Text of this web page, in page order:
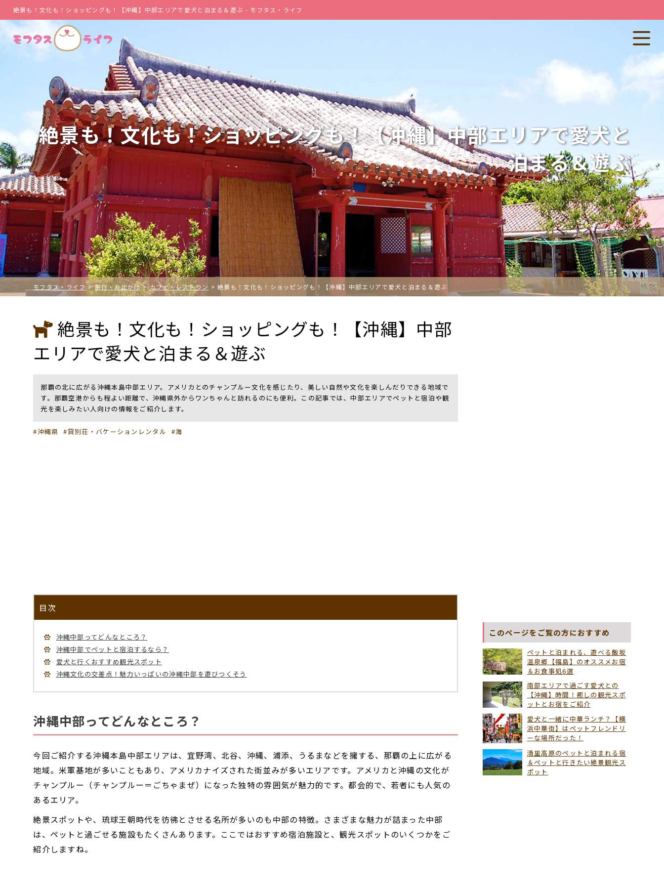
絶景も！文化も！ショッピングも！【沖縄】中部エリアで愛犬と泊まる＆遊ぶ - モフタス・ライフ
絶景も！文化も！ショッピングも！【沖縄】中部エリアで愛犬と
泊まる＆遊ぶ
モフタス・ライフ>旅行・お出かけ>カフェ・レストラン >絶景も！文化も！ショッピングも！【沖縄】中部エリアで愛犬と泊まる＆遊ぶ
絶景も！文化も！ショッピングも！【沖縄】中部
エリアで愛犬と泊まる＆遊ぶ
那覇の北に広がる沖縄本島中部エリア。アメリカとのチャンプルー文化を感じたり、美しい自然や文化を楽しんだりできる地域で
す。那覇空港からも程よい距離で、沖縄県外からワンちゃんと訪れるのにも便利。この記事では、中部エリアでペットと宿泊や観
光を楽しみたい人向けの情報をご紹介します。
沖縄県 貸別荘・バケーションレンタル 海
目次
沖縄中部ってどんなところ？
沖縄中部でペットと宿泊するなら？
愛犬と行くおすすめ観光スポット
沖縄文化の交差点！魅力いっぱいの沖縄中部を遊びつくそう
沖縄中部ってどんなところ？
今回ご紹介する沖縄本島中部エリアは、宜野湾、北谷、沖縄、浦添、うるまなどを擁する、那覇の上に広がる
地域。米軍基地が多いこともあり、アメリカナイズされた街並みが多いエリアです。アメリカと沖縄の文化が
チャンプルー（チャンプルー＝ごちゃまぜ）になった独特の雰囲気が魅力的です。都会的で、若者にも人気の
あるエリア。
絶景スポットや、琉球王朝時代を彷彿とさせる名所が多いのも中部の特徴。さまざまな魅力が詰まった中部
は、ペットと過ごせる施設もたくさんあります。ここではおすすめ宿泊施設と、観光スポットのいくつかをご
紹介しますね。
このページをご覧の方におすすめ
ペットと泊まれる、遊べる飯坂
温泉郷【福島】のオススメお宿
＆お食事処6選
南部エリアで過ごす愛犬との
【沖縄】時間！癒しの観光スポ
ットとお宿をご紹介
愛犬と一緒に中華ランチ？【横
浜中華街】はペットフレンドリ
ーな場所だった！
清里高原のペットと泊まれる宿
＆ペットと行きたい絶景観光ス
ポット